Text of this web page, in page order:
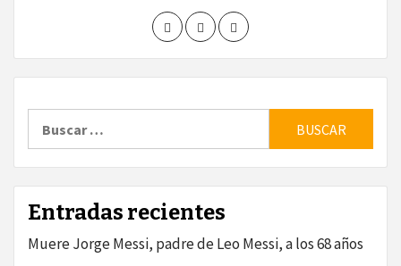
Entradas recientes
Muere Jorge Messi, padre de Leo Messi, a los 68 años